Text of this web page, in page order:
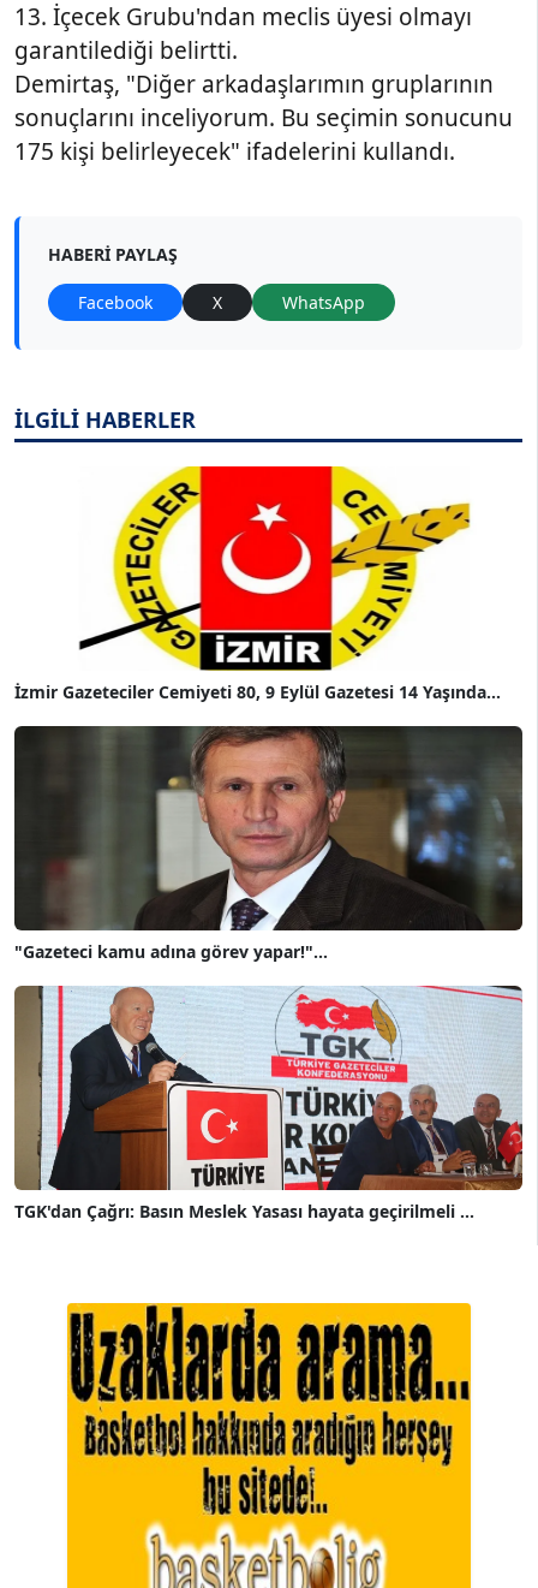
13. İçecek Grubu'ndan meclis üyesi olmayı
garantilediği belirtti.
Demirtaş, "Diğer arkadaşlarımın gruplarının
sonuçlarını inceliyorum. Bu seçimin sonucunu
175 kişi belirleyecek" ifadelerini kullandı.
HABERI PAYLAŞ
Facebook X WhatsApp
İLGİLİ HABERLER
İzmir Gazeteciler Cemiyeti 80, 9 Eylül Gazetesi 14 Yaşında...
"Gazeteci kamu adına görev yapar!"...
TGK'dan Çağrı: Basın Meslek Yasası hayata geçirilmeli ...
A. BAHRİ VRESKALA
Köşe Yazarı